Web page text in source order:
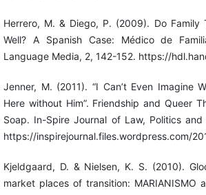
Herrero, M. & Diego, P. (2009). Do Family
Well? A Spanish Case: Médico de
Language Media, 2, 142-152. https://
Jenner, M. (2011). “I Can’t Even Imagine
Here without Him”. Friendship and Queer
Soap. In-Spire Journal of Law, Politics
https://inspirejournal.files.wordpress.com/
Kjeldgaard, D. & Nielsen, K. S. (2010).
market places of transition: MARIANISMO